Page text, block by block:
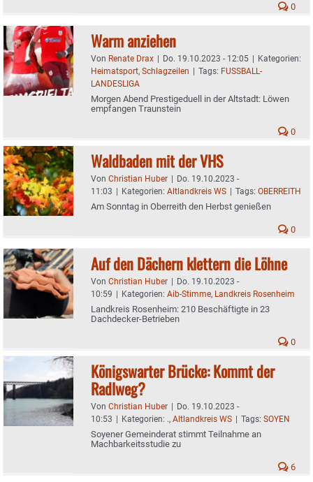
0
Warm anziehen
Von Renate Drax | Do. 19.10.2023 - 12:05 | Kategorien:
Heimatsport, Schlagzeilen | Tags: FUSSBALL-
LANDESLIGA
Morgen Abend Prestigeduell in der Altstadt: Löwen
empfangen Traunstein
0
Waldbaden mit der VHS
Von Christian Huber | Do. 19.10.2023 -
11:03 | Kategorien: Altlandkreis WS | Tags: OBERREITH
Am Sonntag in Oberreith den Herbst genießen
0
Auf den Dächern klettern die Löhne
Von Christian Huber | Do. 19.10.2023 -
10:59 | Kategorien: Aib-Stimme, Landkreis Rosenheim
Landkreis Rosenheim: 210 Beschäftigte in 23
Dachdecker-Betrieben
0
Königswarter Brücke: Kommt der
Radlweg?
Von Christian Huber | Do. 19.10.2023 -
10:53 | Kategorien: ., Altlandkreis WS | Tags: SOYEN
Soyener Gemeinderat stimmt Teilnahme an
Machbarkeitsstudie zu
6